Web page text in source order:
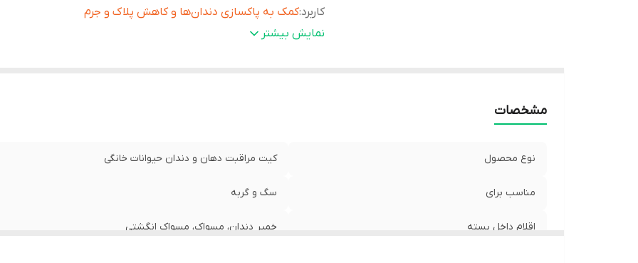
کاربرد:کمک به پاکسازی دندان‌ها و کاهش پلاک و جرم
طعم:نعنایی
نمایش بیشتر
مشخصات
نوع محصول کیت مراقبت دهان و دندان حیوانات خانگی
مناسب برای سگ و گربه
اقلام داخل بسته خمیر دندان، مسواک، مسواک انگشتی